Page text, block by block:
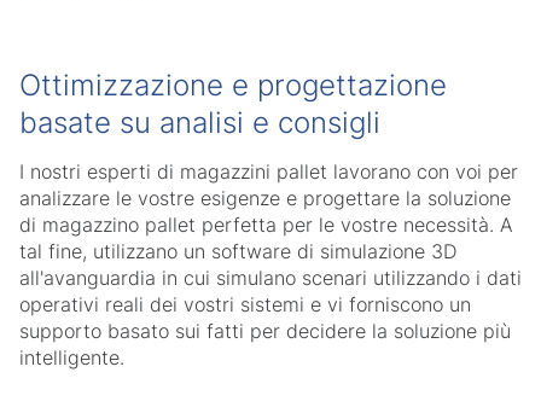
Ottimizzazione e progettazione
basate su analisi e consigli
I nostri esperti di magazzini pallet lavorano con voi per
analizzare le vostre esigenze e progettare la soluzione
di magazzino pallet perfetta per le vostre necessità. A
tal fine, utilizzano un software di simulazione 3D
all'avanguardia in cui simulano scenari utilizzando i dati
operativi reali dei vostri sistemi e vi forniscono un
supporto basato sui fatti per decidere la soluzione più
intelligente.